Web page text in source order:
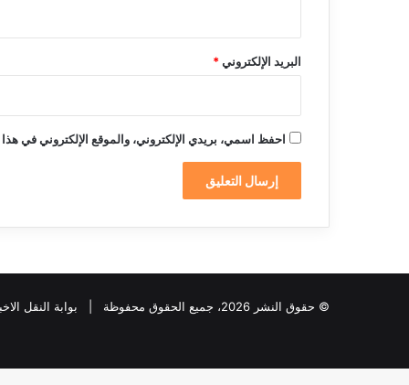
البريد الإلكتروني*
احفظ اسمي، بريدي الإلكتروني، والموقع الإلكتروني في
© حقوق النشر 2026، جميع الحقوق محفوظة | بوابة النقل